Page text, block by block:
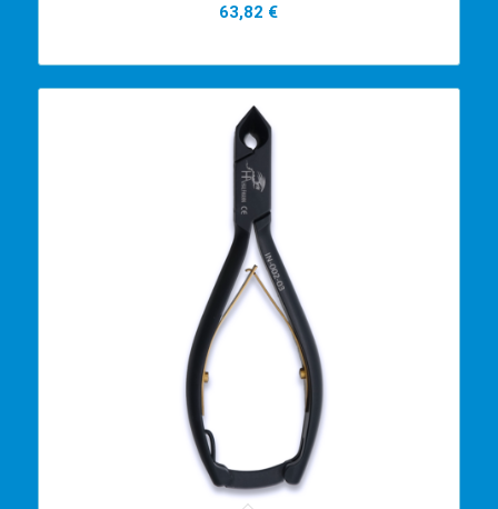
63,82 €